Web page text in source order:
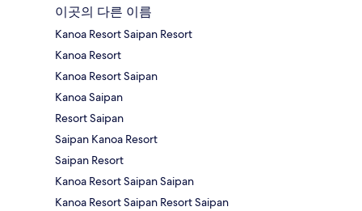
이곳의 다른 이름
Kanoa Resort Saipan Resort
Kanoa Resort
Kanoa Resort Saipan
Kanoa Saipan
Resort Saipan
Saipan Kanoa Resort
Saipan Resort
Kanoa Resort Saipan Saipan
Kanoa Resort Saipan Resort Saipan